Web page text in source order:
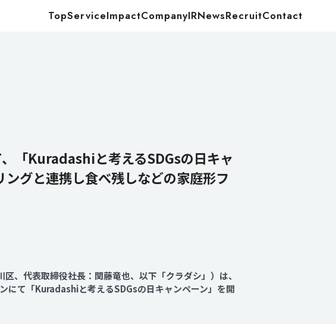
TopServiceImpactCompanyIRNewsRecruitContact
「Kuradashiと考えるSDGsの日キャ
グと連携し食べ残しなどの家庭形フ
、代表取締役社長：関藤竜也、以下「クラダシ」）は、
にて「Kuradashiと考えるSDGsの日キャンペーン」を開